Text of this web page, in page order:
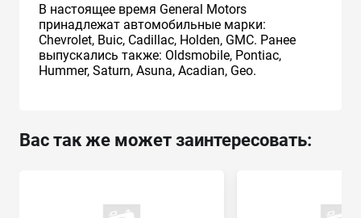
В настоящее время General Motors
принадлежат автомобильные марки:
Chevrolet, Buic, Cadillac, Holden, GMC. Ранее
выпускались также: Oldsmobile, Pontiac,
Hummer, Saturn, Asuna, Acadian, Geo.
Вас так же может заинтересовать: